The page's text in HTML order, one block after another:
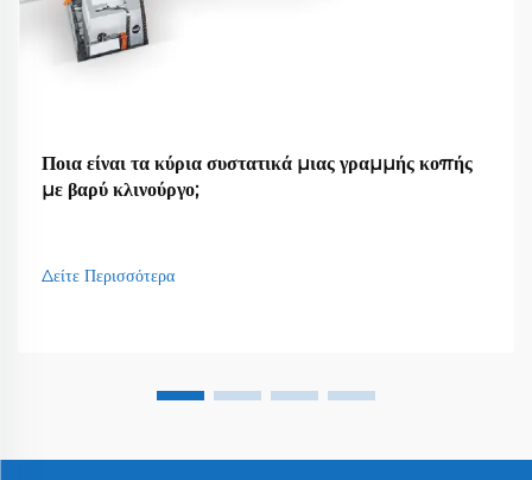
Ποια είναι τα κύρια συστατικά μιας γραμμής κοπής
με βαρύ κλινούργο;
Δείτε Περισσότερα